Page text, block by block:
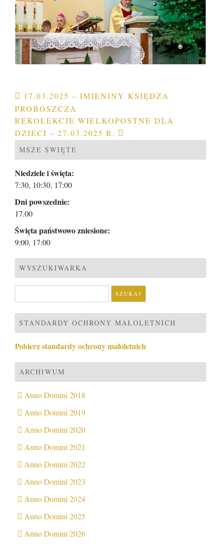
Nawigacja
wpisu
17.03.2025 – IMIENINY KSIĘDZA
PROBOSZCZA
REKOLEKCJE WIELKOPOSTNE DLA
DZIECI – 27.03.2025 R.
MSZE ŚWIĘTE
Niedziele i święta:
7:30, 10:30, 17:00
Dni powszednie:
17.00
Święta państwowo zniesione:
9:00, 17:00
WYSZUKIWARKA
STANDARDY OCHRONY MAŁOLETNICH
Pobierz standardy ochrony małoletnich
ARCHIWUM
Anno Domini 2018
Anno Domini 2019
Anno Domini 2020
Anno Domini 2021
Anno Domini 2022
Anno Domini 2023
Anno Domini 2024
Anno Domini 2025
Anno Domini 2026